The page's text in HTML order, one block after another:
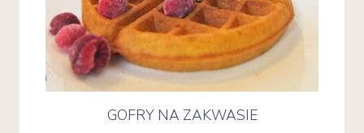
GOFRY NA ZAKWASIE